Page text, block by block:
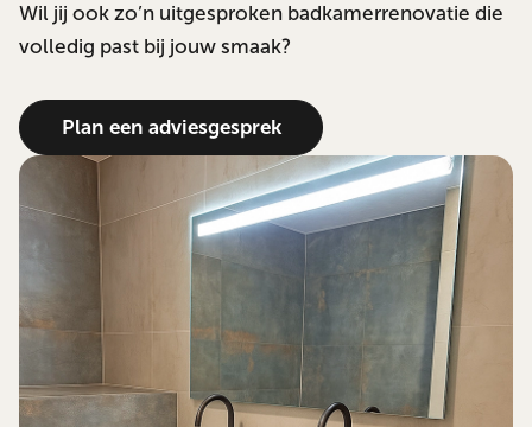
Wil jij ook zo’n uitgesproken badkamerrenovatie die
volledig past bij jouw smaak?
Plan een adviesgesprek